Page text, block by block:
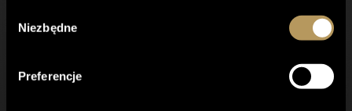
pomagają nam analizować sposób korzystania ze strony
przez użytkowników, a także przechowywać preferencje
użytkownika oraz dostarczać mu istotnych dla niego
treści i reklam. Tego typu pliki cookie będą
zgody
Niezbędne
Preferencje